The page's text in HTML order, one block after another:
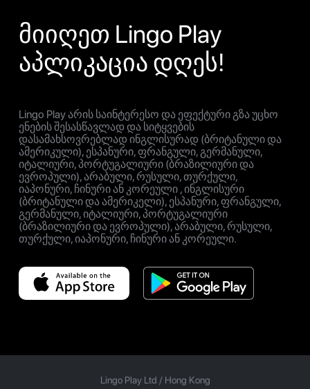
მიიღეთ Lingo Play
აპლიკაცია დღეს!
Lingo Play არის საინტერესო და ეფექტური გზა უცხო
ენების შესასწავლად და სიტყვების
დასამახსოვრებლად ინგლისურად (ბრიტანული და
ამერიკული), ესპანური, ფრანგული, გერმანული,
იტალიური, პორტუგალიური (ბრაზილიური და
ევროპული), არაბული, რუსული, თურქული,
იაპონური, ჩინური ან კორეული , ინგლისური
(ბრიტანული და ამერიკელი), ესპანური, ფრანგული,
გერმანული, იტალიური, პორტუგალიური
(ბრაზილიური და ევროპული), არაბული, რუსული,
თურქული, იაპონური, ჩინური ან კორეული.
Lingo Play Ltd / Hong Kong